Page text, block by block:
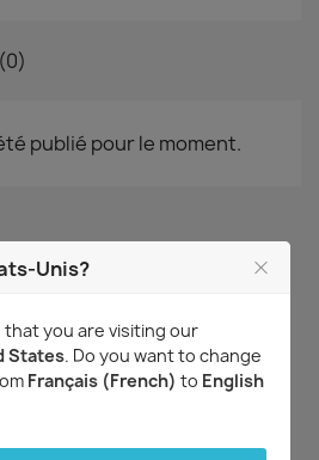
publié pour le moment.
acheté ce produit
Unis?
you are visiting our
States. Do you want to change
Français (French) to English